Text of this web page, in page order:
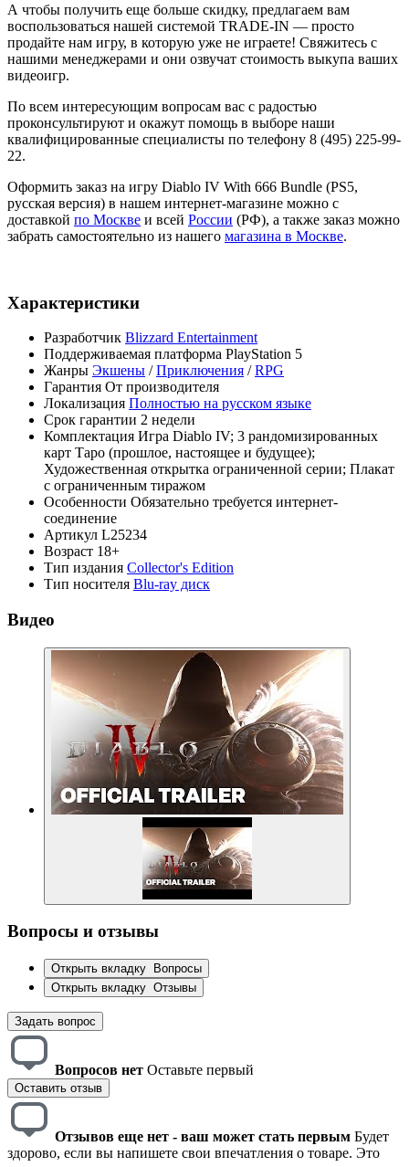
А чтобы получить еще больше скидку, предлагаем вам
воспользоваться нашей системой TRADE-IN — просто
продайте нам игру, в которую уже не играете! Свяжитесь с
нашими менеджерами и они озвучат стоимость выкупа ваших
видеоигр.
По всем интересующим вопросам вас с радостью
проконсультируют и окажут помощь в выборе наши
квалифицированные специалисты по телефону 8 (495) 225-99-
22.
Оформить заказ на игру Diablo IV With 666 Bundle (PS5,
русская версия) в нашем интернет-магазине можно с
доставкой по Москве и всей России (РФ), а также заказ можно
забрать самостоятельно из нашего магазина в Москве.
Характеристики
Разработчик Blizzard Entertainment
Поддерживаемая платформа PlayStation 5
Жанры Экшены /Приключения /RPG
Гарантия От производителя
Локализация Полностью на русском языке
Срок гарантии 2 недели
Комплектация Игра Diablo IV; 3 рандомизированных
карт Таро (прошлое, настоящее и будущее);
Художественная открытка ограниченной серии; Плакат
с ограниченным тиражом
Особенности Обязательно требуется интернет-
соединение
Артикул L25234
Возраст 18+
Тип издания Collector's Edition
Тип носителя Blu-ray диск
Видео
Вопросы и отзывы
Открыть вкладку
Вопросы
Открыть вкладку Отзывы
Задать вопрос
Вопросов нет Оставьте первый
Оставить отзыв
Отзывов еще нет - ваш может стать первым Будет
здорово, если вы напишете свои впечатления о товаре. Это